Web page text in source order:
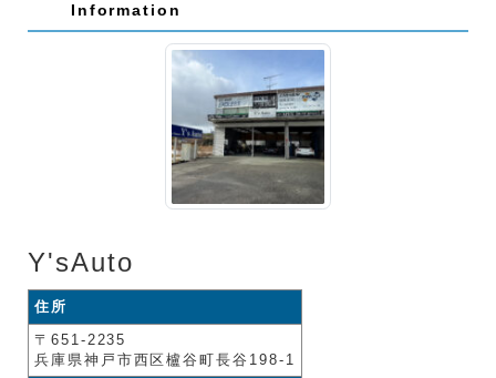
Information
Y'sAuto
住所
〒651-2235
兵庫県神戸市西区櫨谷町長谷198-1